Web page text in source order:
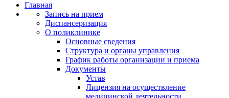
Главная
Запись на прием
Диспансеризация
О поликлинике
Основные сведения
Структура и органы управления
График работы организации и приема
Документы
Устав
Лицензия на осуществление
медицинской деятельности